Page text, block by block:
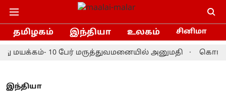
தமிழகம் இந்தியா உலகம் சினிமா
10 பேர் மருத்துவமனையில் அனுமதி
இந்தியா